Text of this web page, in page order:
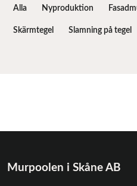
Alla Nyproduktion
Skärmtegel Slamning på tegel
Murpoolen i Skåne AB